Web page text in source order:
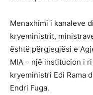
Menaxhimi i kanaleve
kryeministrit,
është përgjegjësi e
MIA – një institucion i
kryeministri Edi Rama
Endri Fuga.